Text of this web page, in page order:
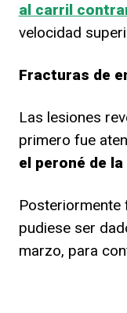
al carril
velocidad
Fracturas de
Las lesiones
primero fue
el peroné de
Posteriormente
pudiese ser
marzo, para